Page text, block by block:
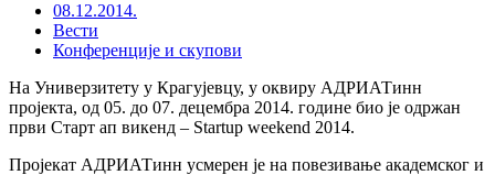
08.12.2014.
Вести
Конференције и скупови
На Универзитету у Крагујевцу, у оквиру АДРИАТинн
пројекта, од 05. до 07. децембра 2014. године био је одржан
први Старт ап викенд – Startup weekend 2014.
Пројекат АДРИАТинн усмерен је на повезивање академског и